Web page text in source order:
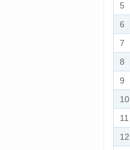
5
6
7
8
9
10
11
12